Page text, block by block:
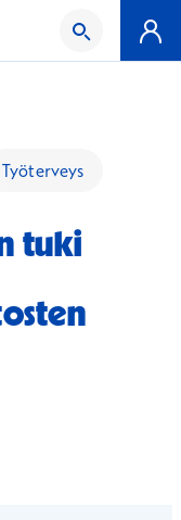
Työterveys
tuki